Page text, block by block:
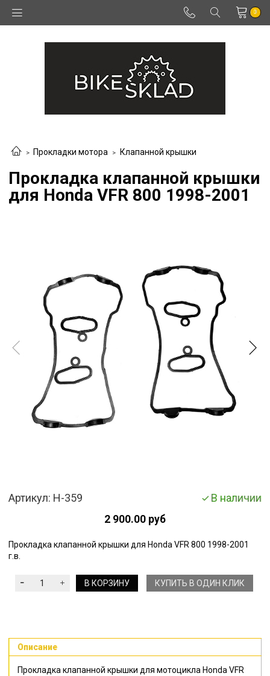
0
Прокладки мотора Клапанной крышки
Прокладка клапанной крышки
для Honda VFR 800 1998-2001
Артикул: H-359 В наличии
2 900.00 руб
Прокладка клапанной крышки для Honda VFR 800 1998-2001
г.в.
В КОРЗИНУ КУПИТЬ В ОДИН КЛИК
Описание
Прокладка клапанной крышки для мотоцикла Honda VFR